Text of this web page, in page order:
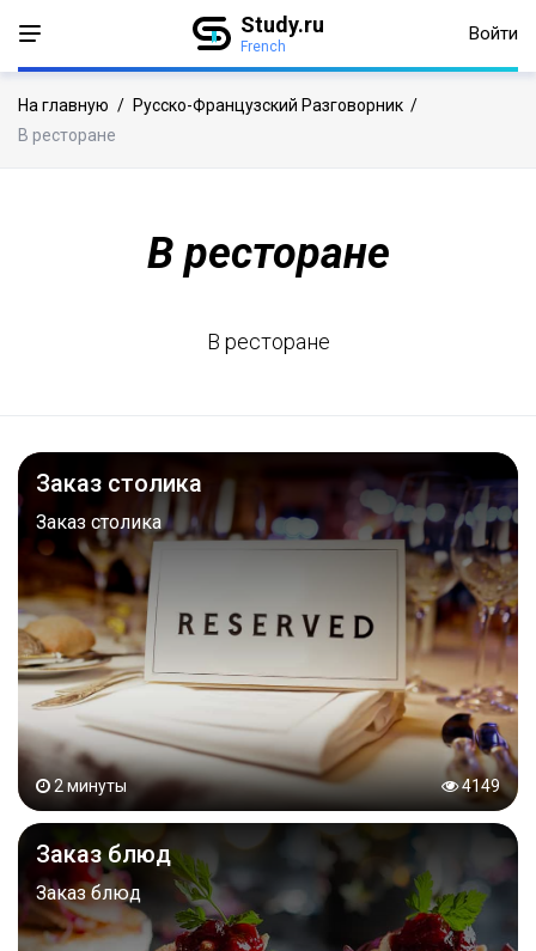
Study.ru
French
Войти
На главную / Русско-Французский Разговорник /
В ресторане
В ресторане
В ресторане
2 минуты 4149
Заказ столика
Заказ столика
Заказ блюд
Заказ блюд